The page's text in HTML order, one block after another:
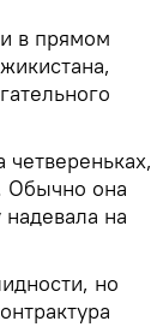
в прямом
Обычно она
на
но